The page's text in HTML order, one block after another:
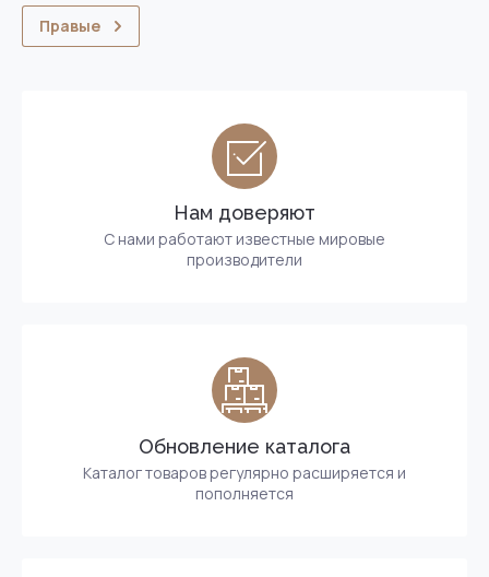
Правые
Нам доверяют
С нами работают известные мировые
производители
Обновление каталога
Каталог товаров регулярно расширяется и
пополняется